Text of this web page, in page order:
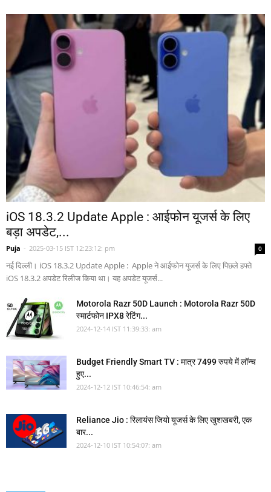
iOS 18.3.2 Update Apple : आईफोन यूजर्स के लिए
बड़ा अपडेट,...
Puja - 2025-03-15 IST 12:23:12: pm 0
नई दिल्ली। iOS 18.3.2 Update Apple : Apple ने आईफोन यूजर्स के लिए पिछले हफ्ते
iOS 18.3.2 अपडेट रिलीज किया था। यह अपडेट यूजर्स...
Motorola Razr 50D Launch : Motorola Razr 50D
स्मार्टफोन IPX8 रेटिंग...
2024-12-14 IST 11:39:33: am
Budget Friendly Smart TV : मात्र 7499 रुपये में लॉन्च
हुए...
2024-12-12 IST 10:46:54: am
Reliance Jio : रिलायंस जियो यूजर्स के लिए खुशखबरी, एक
बार...
2024-12-10 IST 10:54:07: am